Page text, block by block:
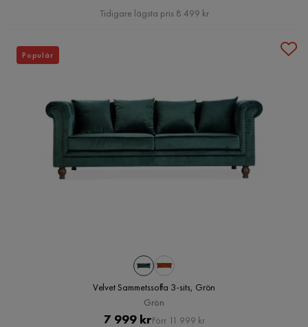
Pris
Tidigare lägsta pris 8 499 kr
Velvet Sammetssoffa 3-sits, Grön
Grön
Pris
7 999 krOriginal
Förr 11 999 kr
Populär